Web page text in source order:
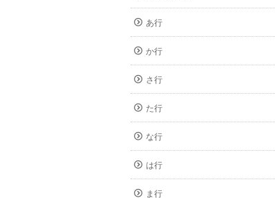
あ行
か行
さ行
た行
な行
は行
ま行